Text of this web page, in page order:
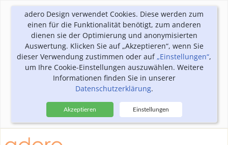
adero Design verwendet Cookies. Diese werden zum
einen für die Funktionalität benötigt, zum anderen
dienen sie der Optimierung und anonymisierten
Auswertung. Klicken Sie auf „Akzeptieren“, wenn Sie
dieser Verwendung zustimmen oder auf„Einstellungen“,
um Ihre Cookie-Einstellungen auszuwählen. Weitere
Informationen finden Sie in unserer
Datenschutzerklärung.
Akzeptieren Einstellungen